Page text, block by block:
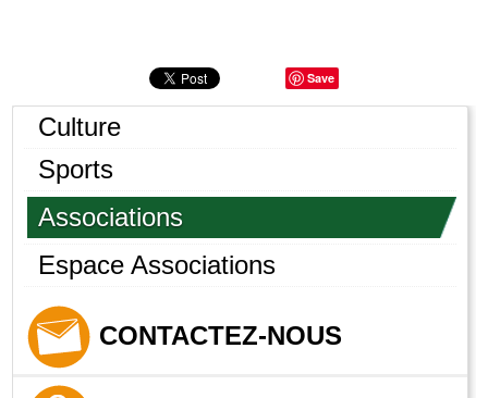
Save
Culture
Sports
Associations
Espace Associations
CONTACTEZ-NOUS